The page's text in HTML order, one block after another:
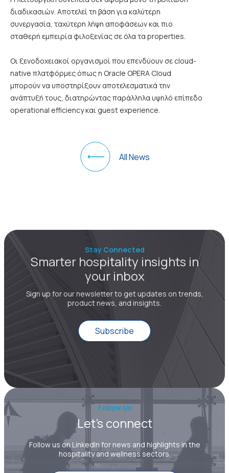
διαδικασιών. Αποτελεί τη βάση για καλύτερη
συνεργασία, ταχύτερη λήψη αποφάσεων και πιο
σταθερή εμπειρία φιλοξενίας σε όλα τα properties.
Οι ξενοδοχειακοί οργανισμοί που επενδύουν σε cloud-
native πλατφόρμες όπως η Oracle OPERA Cloud
μπορούν να υποστηρίξουν αποτελεσματικά την
ανάπτυξή τους, διατηρώντας παράλληλα υψηλό επίπεδο
operational efficiency και guest experience.
All News
Stay Connected
Smarter hospitality insights in
your inbox
Sign up for our newsletter to get updates on trends,
product news, and insights.
Subscribe
Follow Us
Let’s connect
Follow us on LinkedIn for news and highlights in the
hospitality and wellness sectors.